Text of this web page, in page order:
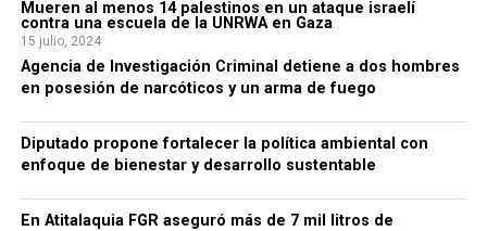
Mueren al menos 14 palestinos en un ataque israelí
contra una escuela de la UNRWA en Gaza
15 julio, 2024
Agencia de Investigación Criminal detiene a dos hombres
en posesión de narcóticos y un arma de fuego
Diputado propone fortalecer la política ambiental con
enfoque de bienestar y desarrollo sustentable
En Atitalaquia FGR aseguró más de 7 mil litros de